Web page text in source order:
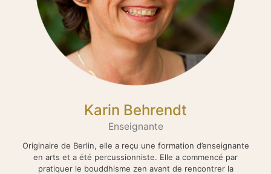
Karin Behrendt
Enseignante
Originaire de Berlin, elle a reçu une formation d’enseignante
en arts et a été percussionniste. Elle a commencé par
pratiquer le bouddhisme zen avant de rencontrer la